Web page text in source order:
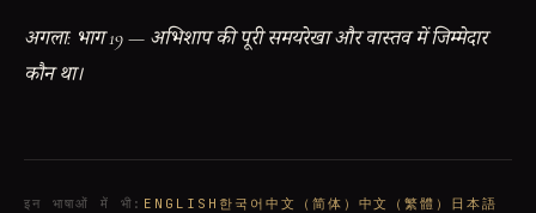
अगला: भाग 19 — अभिशाप की पूरी समयरेखा और वास्तव में जिम्मेदार
कौन था।
इन भाषाओं में भी : ENGLISH 한국어 中文（简体） 中文（繁體） 日本語